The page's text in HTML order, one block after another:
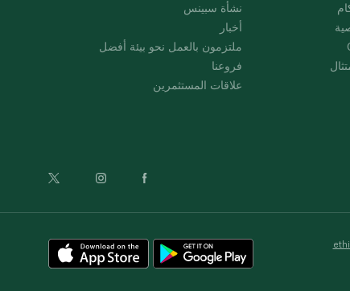
نشأة سبينس
أخبار
ملتزمون بالعمل نحو بيئة أفضل
فروعنا
علاقات المستثمرين